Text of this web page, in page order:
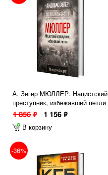
А. Зегер МЮЛЛЕР. Нацистский
преступник, избежавший петли
1 856 ф 1 156 ф
В корзину
-36%